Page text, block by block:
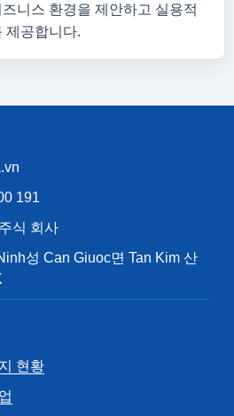
니스 환경을 제안하고 실용적
제공합니다.
191
식 회사
성 Can Giuoc면 Tan Kim 산
현황